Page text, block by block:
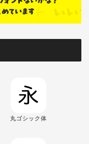
丸ゴシック体